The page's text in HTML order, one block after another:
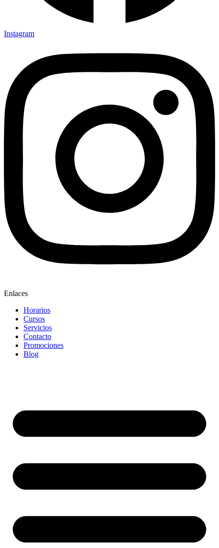
Instagram
Enlaces
Horarios
Cursos
Servicios
Contacto
Promociones
Blog